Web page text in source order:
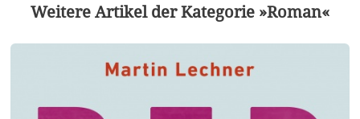
Weitere Artikel der Kategorie »Roman«